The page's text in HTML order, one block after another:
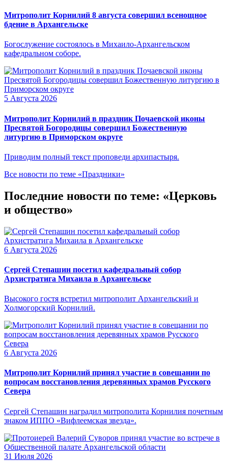
Митрополит Корнилий 8 августа совершил всенощное
бдение в Архангельске
Богослужение состоялось в Михаило-Архангельском
кафедральном соборе.
5 Августа 2026
Митрополит Корнилий в праздник Почаевской иконы
Пресвятой Богородицы совершил Божественную
литургию в Приморском округе
Приводим полный текст проповеди архипастыря.
Все новости по теме «Праздники»
Последние новости по теме: «Церковь
и общество»
6 Августа 2026
Сергей Степашин посетил кафедральный собор
Архистратига Михаила в Архангельске
Высокого гостя встретил митрополит Архангельский и
Холмогорский Корнилий.
6 Августа 2026
Митрополит Корнилий принял участие в совещании по
вопросам восстановления деревянных храмов Русского
Севера
Сергей Степашин наградил митрополита Корнилия почетным
знаком ИППО «Вифлеемская звезда».
31 Июля 2026